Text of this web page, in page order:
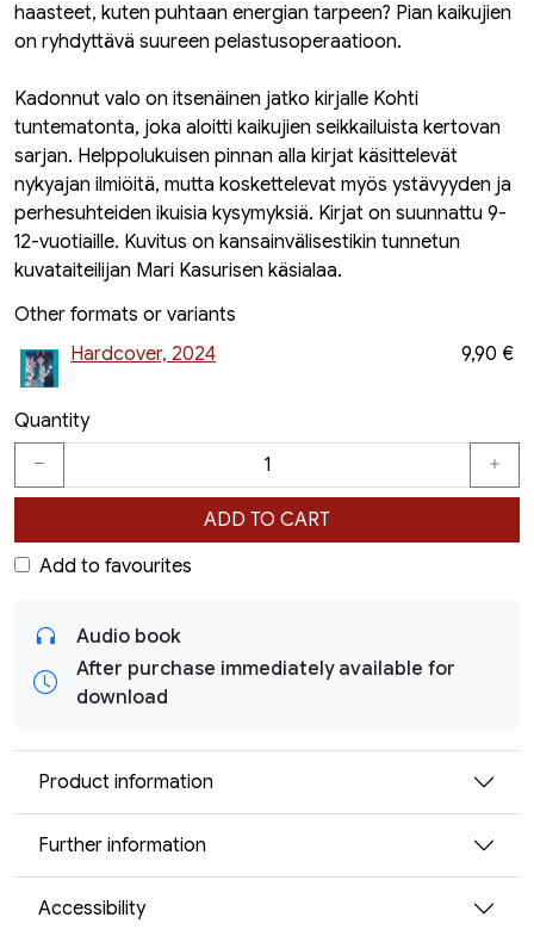
haasteet, kuten puhtaan energian tarpeen? Pian kaikujien
on ryhdyttävä suureen pelastusoperaatioon.
Kadonnut valo on itsenäinen jatko kirjalle Kohti
tuntematonta, joka aloitti kaikujien seikkailuista kertovan
sarjan. Helppolukuisen pinnan alla kirjat käsittelevät
nykyajan ilmiöitä, mutta koskettelevat myös ystävyyden ja
perhesuhteiden ikuisia kysymyksiä. Kirjat on suunnattu 9-
12-vuotiaille. Kuvitus on kansainvälisestikin tunnetun
kuvataiteilijan Mari Kasurisen käsialaa.
Other formats or variants
Hardcover, 2024
9,90 €
Quantity
ADD TO CART
Add to favourites
Audio book
After purchase immediately available for
download
Product information
Further information
Accessibility